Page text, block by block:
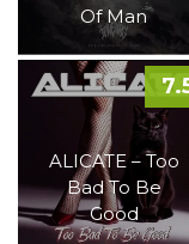
Of Man
ALICATE – Too
Bad To Be
Good